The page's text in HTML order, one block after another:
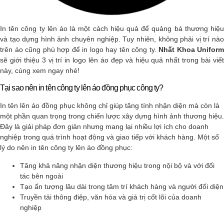
In tên công ty lên áo là một cách hiệu quả để quảng bá thương hiệu
và tạo dựng hình ảnh chuyên nghiệp. Tuy nhiên, không phải vị trí nào
trên áo cũng phù hợp để in logo hay tên công ty. Nhất KhoaUniform
sẽ giới thiệu 3 vị trí in logo lên áo đẹp và hiệu quả nhất trong bài viết
này, cùng xem ngay nhé!
Tại sao nên in tên công ty lên áo đồng phục công ty?
In tên lên áo đồng phục không chỉ giúp tăng tính nhận diện mà còn là
một phần quan trọng trong chiến lược xây dựng hình ảnh thương hiệu.
Đây là giải pháp đơn giản nhưng mang lại nhiều lợi ích cho doanh
nghiệp trong quá trình hoạt động và giao tiếp với khách hàng. Một số
lý do nên in tên công ty lên áo đồng phục:
Tăng khả năng nhận diện thương hiệu trong nội bộ và với đối
tác bên ngoài
Tạo ấn tượng lâu dài trong tâm trí khách hàng và người đối diện
Truyền tải thông điệp, văn hóa và giá trị cốt lõi của doanh
nghiệp